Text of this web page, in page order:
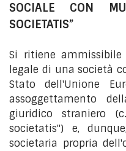
SOCIALE CON
SOCIETATIS”
Si ritiene
legale di una società
Stato dell'Unione
assoggettamento
giuridico straniero
societatis") e,
societaria propria